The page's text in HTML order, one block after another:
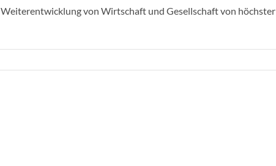
von Wirtschaft und Gesellschaft von höchster